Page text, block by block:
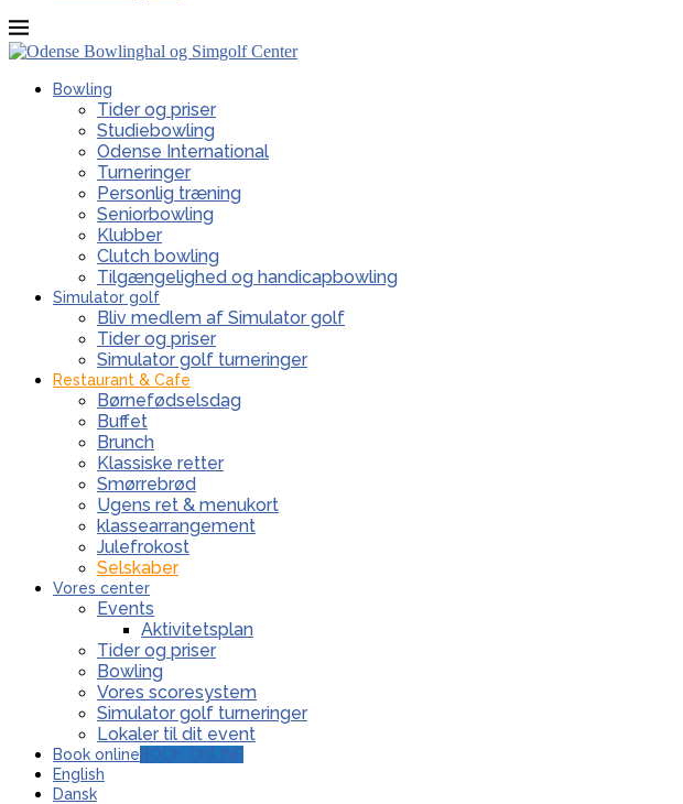
Bowling
Tider og priser
Studiebowling
Odense International
Turneringer
Personlig træning
Seniorbowling
Klubber
Clutch bowling
Tilgængelighed og handicapbowling
Simulator golf
Bliv medlem af Simulator golf
Tider og priser
Simulator golf turneringer
Restaurant & Cafe
Børnefødselsdag
Buffet
Brunch
Klassiske retter
Smørrebrød
Ugens ret & menukort
klassearrangement
Julefrokost
Selskaber
Vores center
Events
Aktivitetsplan
Tider og priser
Bowling
Vores scoresystem
Simulator golf turneringer
Lokaler til dit event
Book onlineBOOK ONLINE
English
Dansk